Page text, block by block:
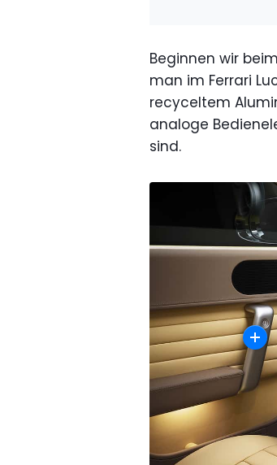
Beginnen wir
man im Ferrari
recyceltem
analoge
sind.